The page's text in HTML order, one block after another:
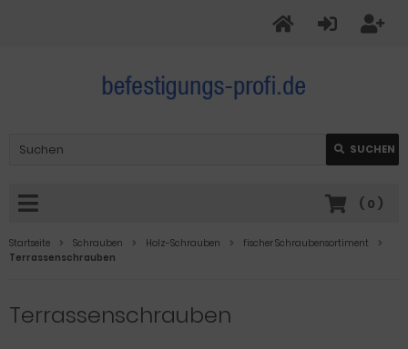
SUCHEN
( 0 )
Startseite Schrauben Holz-Schrauben
fischer Schraubensortiment
Terrassenschrauben
Terrassenschrauben